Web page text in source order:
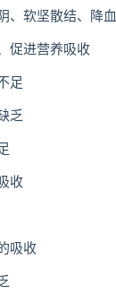
、软坚散结、降
促进营养吸收
足
乏
收
吸收